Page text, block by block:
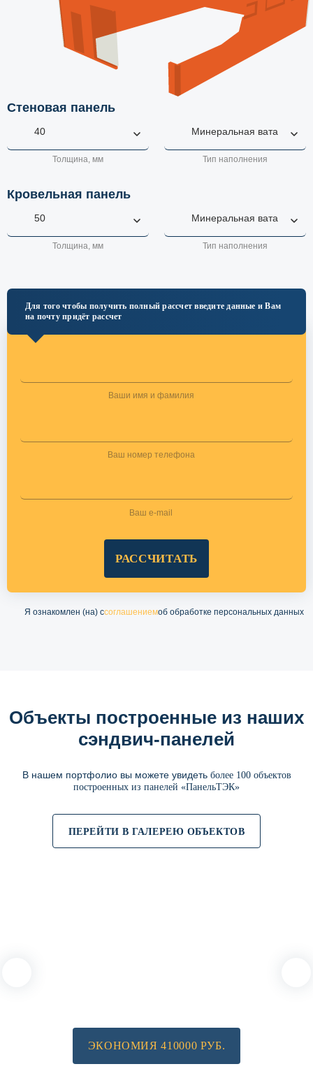
Стеновая панель
Кровельная панель
Для того чтобы получить полный рассчет введите данные и Вам
на почту придёт рассчет
РАССЧИТАТЬ
Я ознакомлен (на) ссоглашениемоб обработке персональных данных
Объекты построенные из наших
сэндвич-панелей
В нашем портфолио вы можете увидетьболее 100 объектов
построенных из панелей «ПанельТЭК»
ПЕРЕЙТИ В ГАЛЕРЕЮ ОБЪЕКТОВ
ЭКОНОМИЯ 410000 РУБ.